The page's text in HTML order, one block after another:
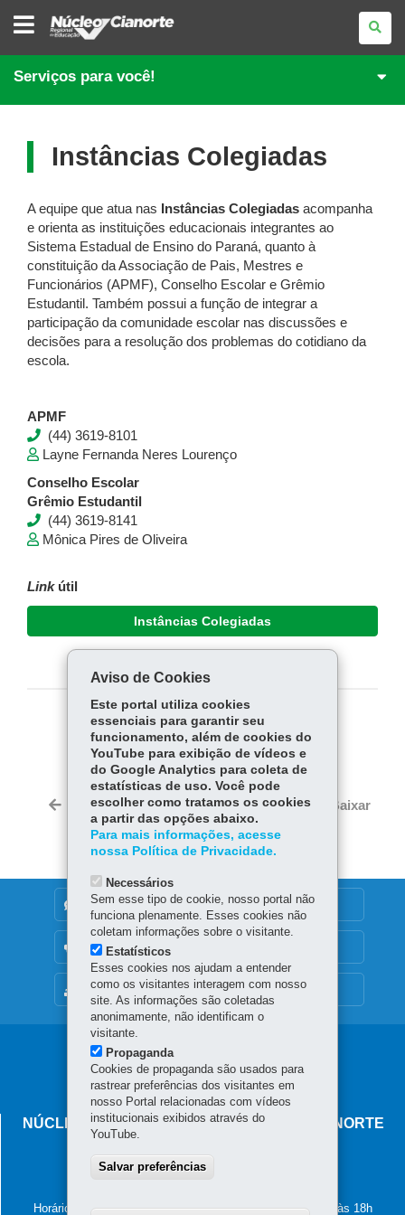
NÚCLEO
REGIONAL
EDUCAÇÃO
DE
CIANORTE
Serviços para você!
Instâncias Colegiadas
A equipe que atua nas Instâncias Colegiadas acompanha
e orienta as instituições educacionais integrantes ao
Sistema Estadual de Ensino do Paraná, quanto à
constituição da Associação de Pais, Mestres e
Funcionários (APMF), Conselho Escolar e Grêmio
Estudantil. Também possui a função de integrar a
participação da comunidade escolar nas discussões e
decisões para a resolução dos problemas do cotidiano da
escola.
APMF
(44) 3619-8101
Layne Fernanda Neres Lourenço
Conselho Escolar
Grêmio Estudantil
(44) 3619-8141
Mônica Pires de Oliveira
Link útil
Instâncias Colegiadas
COMPARTILHE:
Fa
ce
bo
ok
Tw
itt
er
W
ha
ts
p
Voltar Início Imprimir Baixar
MAPA DO SITE
DENUNCIE CORRUPÇÃO
OUVIDORIA
Navegação
principal
NÚCLEO REGIONAL DE EDUCAÇÃO DE CIANORTE
87.201-100-Cianorte
Horário de atendimento: de segunda a sexta-feira, das 8h às 18h
Aviso de Cookies
Este portal utiliza cookies
essenciais para garantir seu
funcionamento, além de cookies do
YouTube para exibição de vídeos e
do Google Analytics para coleta de
estatísticas de uso. Você pode
escolher como tratamos os cookies
a partir das opções abaixo.
Para mais informações, acesse
nossa Política de Privacidade.
Necessários
Sem esse tipo de cookie, nosso portal não
funciona plenamente. Esses cookies não
coletam informações sobre o visitante.
Estatísticos
Esses cookies nos ajudam a entender
como os visitantes interagem com nosso
site. As informações são coletadas
anonimamente, não identificam o
visitante.
Propaganda
Cookies de propaganda são usados para
rastrear preferências dos visitantes em
nosso Portal relacionadas com vídeos
institucionais exibidos através do
YouTube.
Salvar preferências